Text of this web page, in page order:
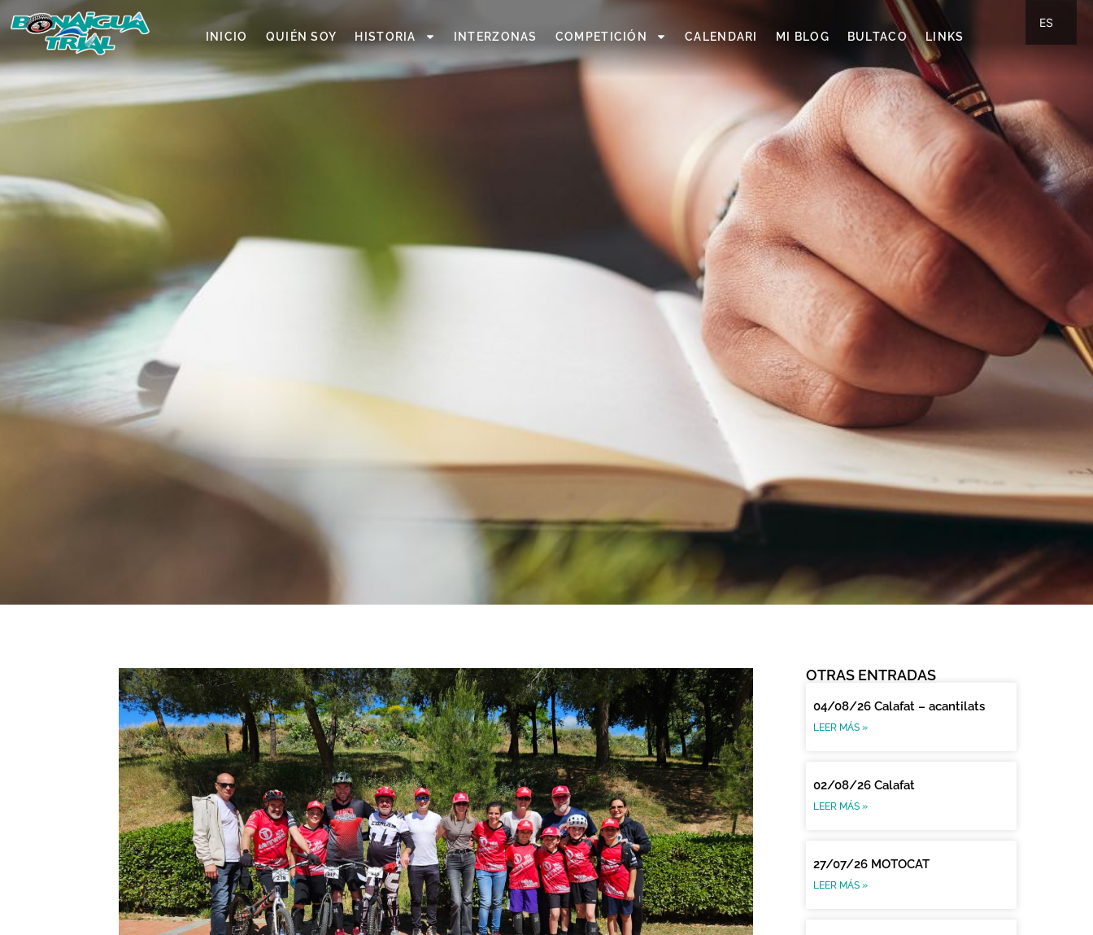
INICIO QUIÉN SOY HISTORIA INTERZONAS COMPETICIÓN CALENDARI MI BLOG BULTACO LINKS
OTRAS ENTRADAS
04/08/26 Calafat – acantilats
LEER MÁS »
02/08/26 Calafat
LEER MÁS »
27/07/26 MOTOCAT
LEER MÁS »
ES
CA